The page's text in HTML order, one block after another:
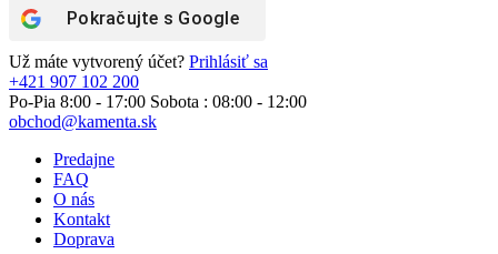
Pokračujte s Google
Už máte vytvorený účet? Prihlásiť sa
+421 907 102 200
Po-Pia 8:00 - 17:00 Sobota : 08:00 - 12:00
obchod@kamenta.sk
Predajne
FAQ
O nás
Kontakt
Doprava